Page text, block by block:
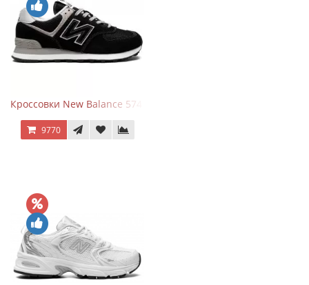
Кроссовки New Balance 574 Evergreen Black
9770